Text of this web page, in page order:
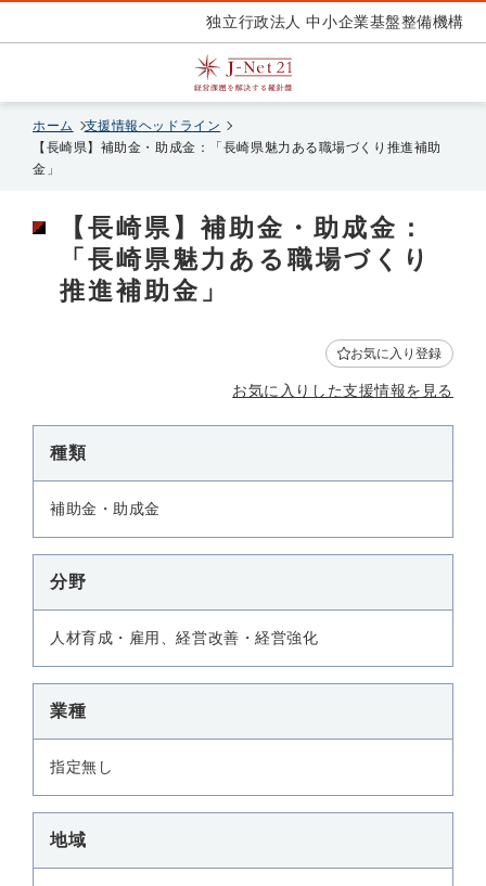
独立行政法人 中小企業基盤整備機構
ホーム
支援情報ヘッドライン
【長崎県】補助金・助成金：「長崎県魅力ある職場づくり推進補助
金」
【長崎県】補助金・助成金：
「長崎県魅力ある職場づくり
推進補助金」
お気に入り登録
お気に入りした支援情報を見る
種類
補助金・助成金
分野
人材育成・雇用、経営改善・経営強化
業種
指定無し
地域